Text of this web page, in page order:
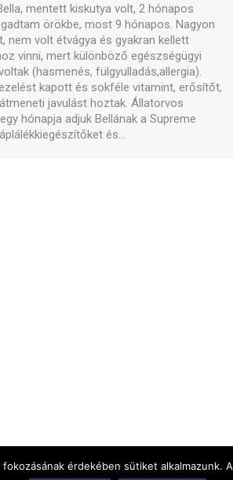
mentett kiskutya volt, 2 hónapos
örökbe, most 9 hónapos. Nagyon
nem volt étvágya és gyakran kellett
vinni, mert különböző egészségügyi
(hasmenés, fülgyulladás,allergia).
kapott és sokféle vitamint, erősítőt,
javulást hoztak. Állatorvos
hónapja adjuk Bellának a Supreme
és…
érdekében sütiket alkalmazunk.